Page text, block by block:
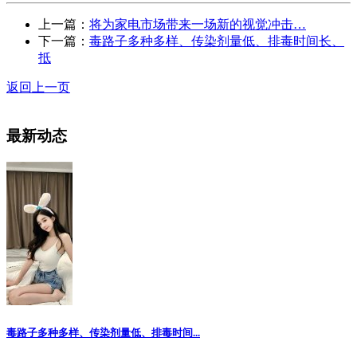
上一篇： 将为家电市场带来一场新的视觉冲击…
下一篇： 毒路子多种多样、传染剂量低、排毒时间长、
抵
返回上一页
最新动态
毒路子多种多样、传染剂量低、排毒时间...